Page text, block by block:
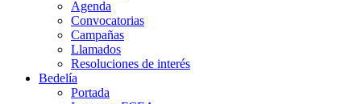
Agenda
Convocatorias
Campañas
Llamados
Resoluciones de interés
Bedelía
Portada